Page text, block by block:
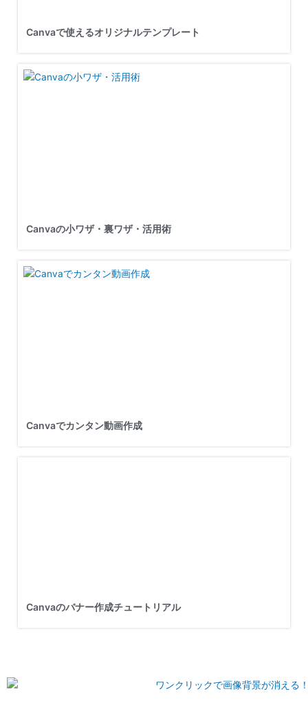
Canvaで使えるオリジナルテンプレート
Canvaの小ワザ・裏ワザ・活用術
Canvaでカンタン動画作成
Canvaのバナー作成チュートリアル